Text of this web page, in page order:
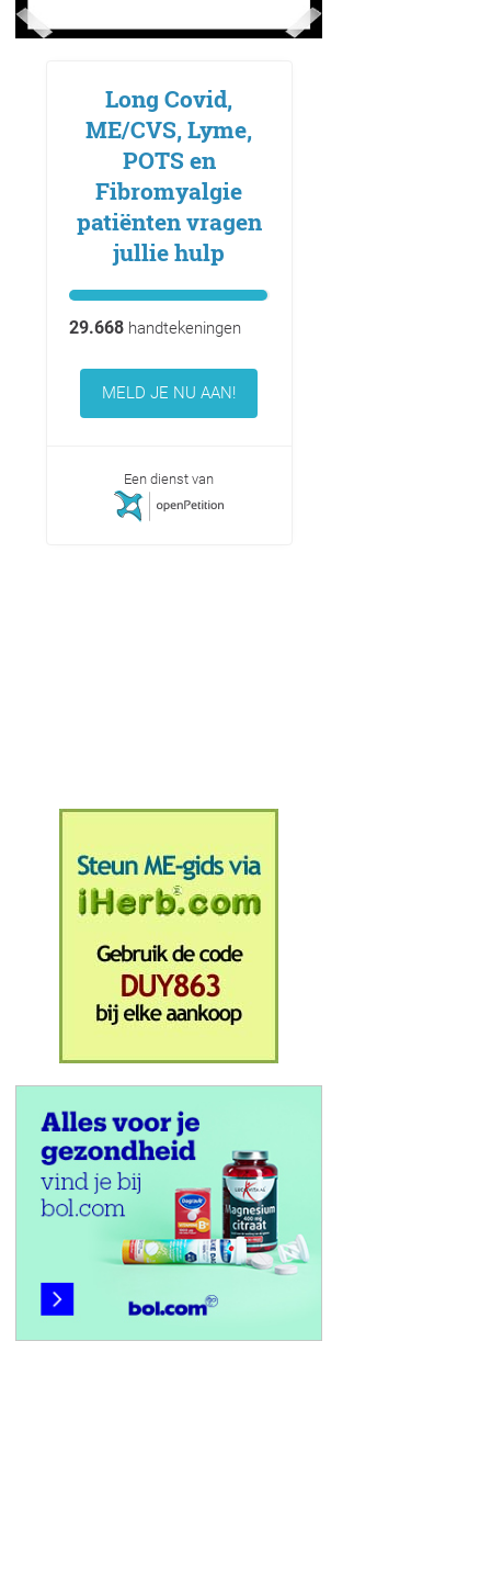
Long Covid,
ME/CVS, Lyme,
POTS en
Fibromyalgie
patiënten vragen
jullie hulp
29.668handtekeningen
MELD JE NU AAN!
Een dienst van